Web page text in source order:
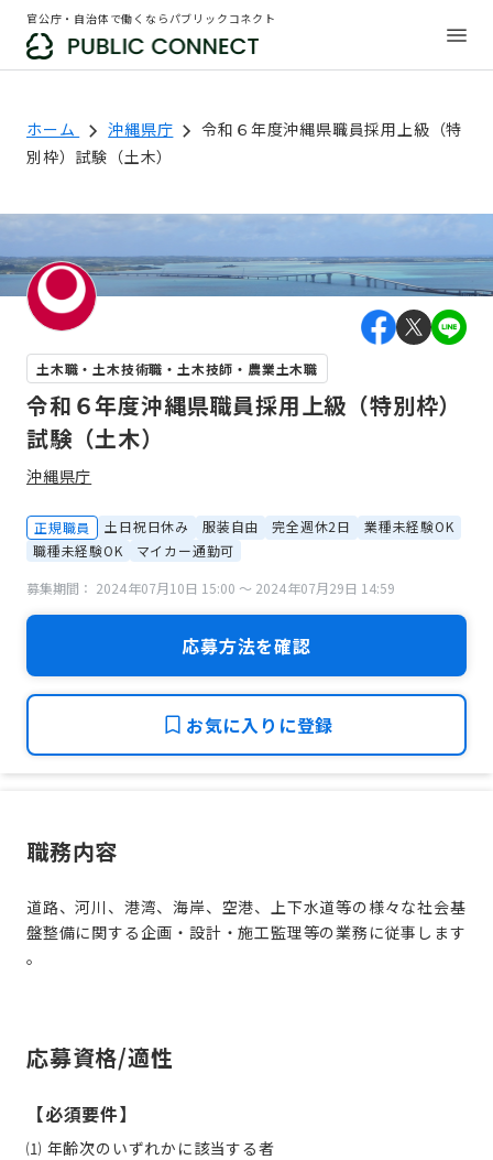
官公庁・自治体で働くならパブリックコネクト
ホーム 沖縄県庁
令和６年度沖縄県職員採用上級（特
別枠）試験（土木）
土木職・土木技術職・土木技師・農業土木職
令和６年度沖縄県職員採用上級（特別枠）
試験（土木）
沖縄県庁
正規職員 土日祝日休み 服装自由 完全週休2日
業種未経験OK
職種未経験OK
マイカー通勤可
募集期間： 2024年07月10日 15:00 〜 2024年07月29日 14:59
応募方法を確認
お気に入りに登録
職務内容
道路、河川、港湾、海岸、空港、上下水道等の様々な社会基
盤整備に関する企画・設計・施工監理等の業務に従事します
。
応募資格/適性
【必須要件】
⑴ 年齢次のいずれかに該当する者